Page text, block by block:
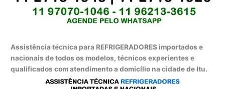
Assistência técnica para REFRIGERADORES importados e
nacionais de todos os modelos, técnicos experientes e
qualificados com atendimento a domicílio na cidade de Itu.